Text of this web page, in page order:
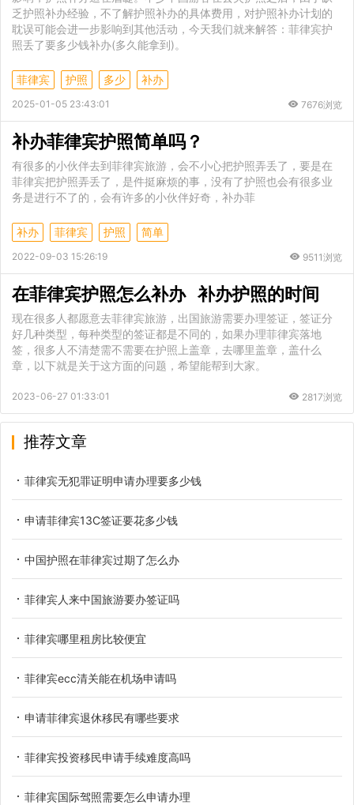
乏护照补办经验，不了解护照补办的具体费用，对护照补办计划的
耽误可能会进一步影响到其他活动，今天我们就来解答：菲律宾护
照丢了要多少钱补办(多久能拿到)。
菲律宾 护照 多少 补办
2025-01-05 23:43:01 7676浏览
补办菲律宾护照简单吗？
有很多的小伙伴去到菲律宾旅游，会不小心把护照弄丢了，要是在
菲律宾把护照弄丢了，是件挺麻烦的事，没有了护照也会有很多业
务是进行不了的，会有许多的小伙伴好奇，补办菲
补办 菲律宾 护照 简单
2022-09-03 15:26:19 9511浏览
在菲律宾护照怎么补办 补办护照的时间
现在很多人都愿意去菲律宾旅游，出国旅游需要办理签证，签证分
好几种类型，每种类型的签证都是不同的，如果办理菲律宾落地
签，很多人不清楚需不需要在护照上盖章，去哪里盖章，盖什么
章，以下就是关于这方面的问题，希望能帮到大家。
2023-06-27 01:33:01 2817浏览
推荐文章
菲律宾无犯罪证明申请办理要多少钱
申请菲律宾13C签证要花多少钱
中国护照在菲律宾过期了怎么办
菲律宾人来中国旅游要办签证吗
菲律宾哪里租房比较便宜
菲律宾ecc清关能在机场申请吗
申请菲律宾退休移民有哪些要求
菲律宾投资移民申请手续难度高吗
菲律宾国际驾照需要怎么申请办理